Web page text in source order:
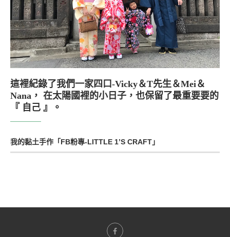
這裡紀錄了我們一家四口-Vicky＆T先生＆Mei＆
Nana， 在太陽國裡的小日子，也保留了最重要要的
『 自己 』。
我的黏土手作「FB粉專-LITTLE 1’S CRAFT」